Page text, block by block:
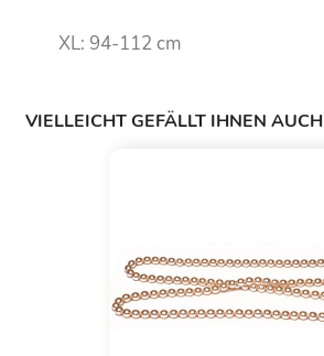
XL: 94-112 cm
VIELLEICHT GEFÄLLT IHNEN AUCH